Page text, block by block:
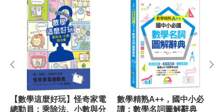
【數學這麼好玩】怪奇家電
總動員：乘除法、小數與分
數學精熟A++，國中小必
讀：數學名詞圖解辭典
prev next